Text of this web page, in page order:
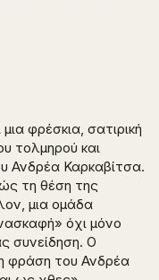
μια φρέσκια, σατιρική
τολμηρού και
Ανδρέα Καρκαβίτσα.
τη θέση της
μια ομάδα
όχι μόνο
συνείδηση. Ο
φράση του Ανδρέα